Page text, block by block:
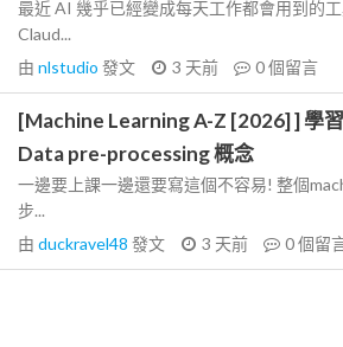
最近 AI 幾乎已經變成每天工作都會用到的
Claud...
由 nlstudio 發文 3 天前 0個留言
[Machine Learning A-Z [2026] ] 學
Data pre-processing 概念
一邊要上課一邊還要寫這個不容易! 整個
步...
由 duckravel48 發文 3 天前 0個留